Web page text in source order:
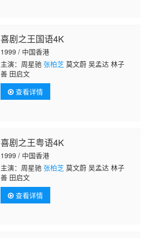
喜剧之王国语4K
1999 / 中国香港
主演：周星驰 张柏芝莫文蔚 吴孟达 林子
善 田启文
查看详情
喜剧之王粤语4K
1999 / 中国香港
主演：周星驰 张柏芝莫文蔚 吴孟达 林子
善 田启文
查看详情